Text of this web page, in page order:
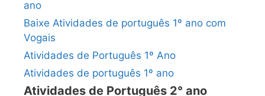
ano
Baixe Atividades de português 1º ano com
Vogais
Atividades de Português 1º Ano
Atividades de português 1º ano
Atividades de Português 2° ano